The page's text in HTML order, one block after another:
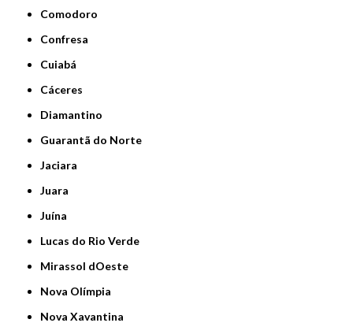
Comodoro
Confresa
Cuiabá
Cáceres
Diamantino
Guarantã do Norte
Jaciara
Juara
Juína
Lucas do Rio Verde
Mirassol dOeste
Nova Olímpia
Nova Xavantina